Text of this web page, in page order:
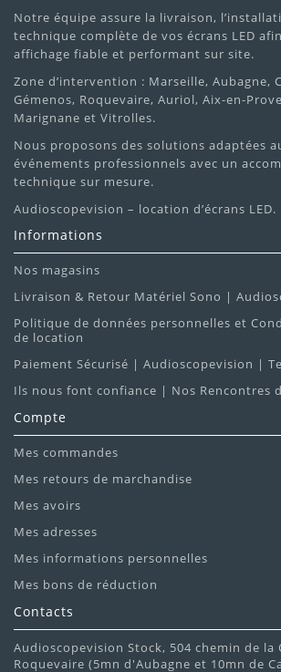
Notre équipe assure la livraison,
technique complète de vos écrans LED
affichage fiable et performant sur site.
Zone d’intervention : Marseille, Aubagne,
Gémenos, Roquevaire, Auriol, Aix-en-
Marignane et Vitrolles.
Nous proposons des solutions adaptées
événements professionnels avec un
technique sur mesure.
Audioscopevision – location d’écrans LED.
Informations
Nos magasins
Livraison & Retour Matériel Sono |
Politique de données personnelles et
de location
Paiement Sécurisé | Audioscopevision |
Ils nous font confiance | Nos Rencontres
Compte
Mes commandes
Mes retours de marchandise
Mes avoirs
Mes adresses
Mes informations personnelles
Mes bons de réduction
Contacts
Audioscopevision Stock, 504 chemin de la
Roquevaire (5mn d'Aubagne et 10mn de